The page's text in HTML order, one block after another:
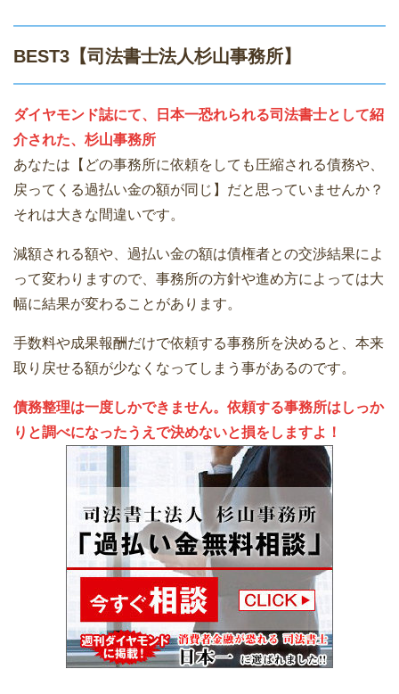
BEST3【司法書士法人杉山事務所】
ダイヤモンド誌にて、日本一恐れられる司法書士として紹
介された、杉山事務所
あなたは【どの事務所に依頼をしても圧縮される債務や、
戻ってくる過払い金の額が同じ】だと思っていませんか？
それは大きな間違いです。
減額される額や、過払い金の額は債権者との交渉結果によ
って変わりますので、事務所の方針や進め方によっては大
幅に結果が変わることがあります。
手数料や成果報酬だけで依頼する事務所を決めると、本来
取り戻せる額が少なくなってしまう事があるのです。
債務整理は一度しかできません。依頼する事務所はしっか
りと調べになったうえで決めないと損をしますよ！